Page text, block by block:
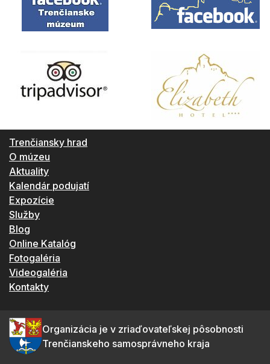
Trenčiansky hrad
O múzeu
Aktuality
Kalendár podujatí
Expozície
Služby
Blog
Online Katalóg
Fotogaléria
Videogaléria
Kontakty
Organizácia je v zriaďovateľskej pôsobnosti
Trenčianskeho samosprávneho kraja